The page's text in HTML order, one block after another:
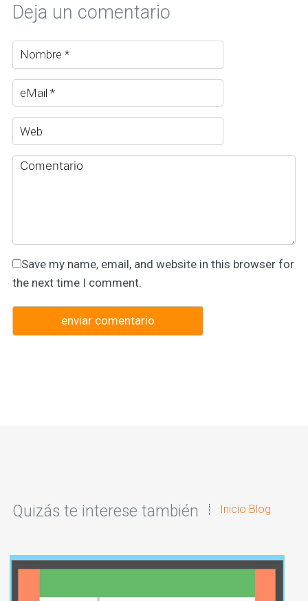
Deja un comentario
Save my name, email, and website in this browser for
the next time I comment.
Quizás te interese también Inicio Blog